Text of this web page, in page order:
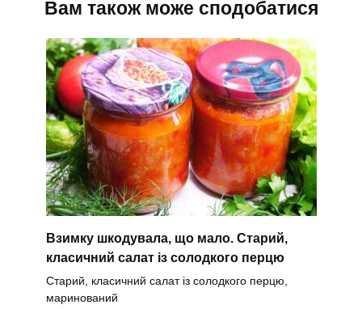
Вам також може сподобатися
Взимку шкодувала, що мало. Старий,
класичний салат із солодкого перцю
Старий, класичний салат із солодкого перцю,
маринований